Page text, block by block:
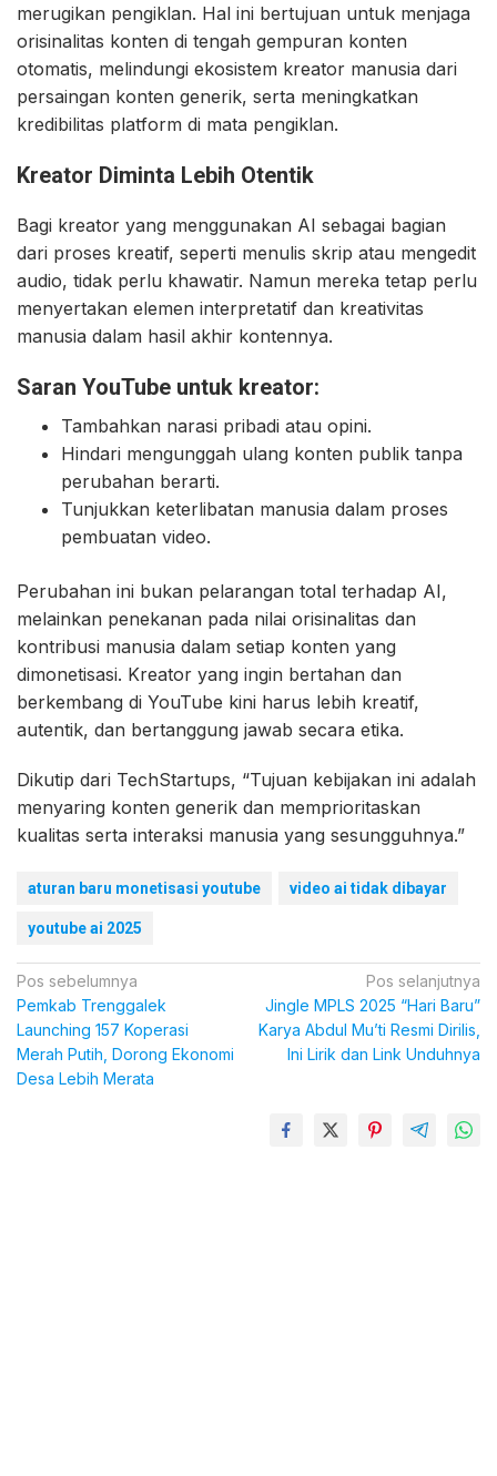
merugikan pengiklan. Hal ini bertujuan untuk menjaga
orisinalitas konten di tengah gempuran konten
otomatis, melindungi ekosistem kreator manusia dari
persaingan konten generik, serta meningkatkan
kredibilitas platform di mata pengiklan.
Kreator Diminta Lebih Otentik
Bagi kreator yang menggunakan AI sebagai bagian
dari proses kreatif, seperti menulis skrip atau mengedit
audio, tidak perlu khawatir. Namun mereka tetap perlu
menyertakan elemen interpretatif dan kreativitas
manusia dalam hasil akhir kontennya.
Saran YouTube untuk kreator:
Tambahkan narasi pribadi atau opini.
Hindari mengunggah ulang konten publik tanpa
perubahan berarti.
Tunjukkan keterlibatan manusia dalam proses
pembuatan video.
Perubahan ini bukan pelarangan total terhadap AI,
melainkan penekanan pada nilai orisinalitas dan
kontribusi manusia dalam setiap konten yang
dimonetisasi. Kreator yang ingin bertahan dan
berkembang di YouTube kini harus lebih kreatif,
autentik, dan bertanggung jawab secara etika.
Dikutip dari TechStartups, “Tujuan kebijakan ini adalah
menyaring konten generik dan memprioritaskan
kualitas serta interaksi manusia yang sesungguhnya.”
aturan baru monetisasi youtube video ai tidak dibayar
youtube ai 2025
Navigasi
pos
Pos sebelumnya
Pemkab Trenggalek
Launching 157 Koperasi
Merah Putih, Dorong Ekonomi
Desa Lebih Merata
Pos selanjutnya
Jingle MPLS 2025 “Hari Baru”
Karya Abdul Mu’ti Resmi Dirilis,
Ini Lirik dan Link Unduhnya